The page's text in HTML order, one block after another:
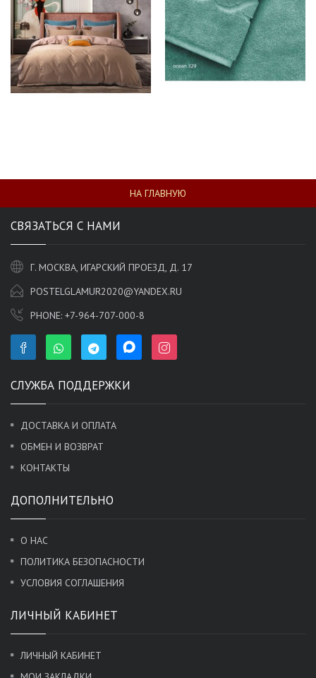
НА ГЛАВНУЮ
СВЯЗАТЬСЯ С НАМИ
Г. МОСКВА, ИГАРСКИЙ ПРОЕЗД, Д. 17
POSTELGLAMUR2020@YANDEX.RU
PHONE: +7-964-707-000-8
СЛУЖБА ПОДДЕРЖКИ
ДОСТАВКА И ОПЛАТА
ОБМЕН И ВОЗВРАТ
КОНТАКТЫ
ДОПОЛНИТЕЛЬНО
О НАС
ПОЛИТИКА БЕЗОПАСНОСТИ
УСЛОВИЯ СОГЛАШЕНИЯ
ЛИЧНЫЙ КАБИНЕТ
ЛИЧНЫЙ КАБИНЕТ